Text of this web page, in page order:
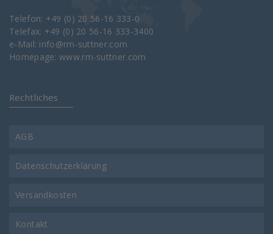
Telefon: +49 (0) 20 56-16 333-0
Telefax: +49 (0) 20 56-16 333-3400
e-Mail: info@rm-suttner.com
Homepage:www.rm-suttner.com
Rechtliches
AGB
Datenschutzerklärung
Versandkosten
Kontakt